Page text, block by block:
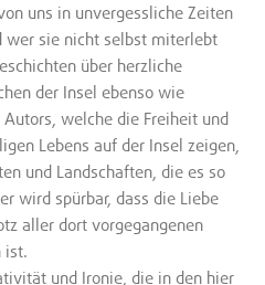
uns in unvergessliche Zeiten
wer sie nicht selbst miterlebt
über herzliche
der Insel ebenso wie
Autors, welche die Freiheit und
Lebens auf der Insel zeigen,
und Landschaften, die es so
wird spürbar, dass die Liebe
aller dort vorgegangenen
und Ironie, die in den hier